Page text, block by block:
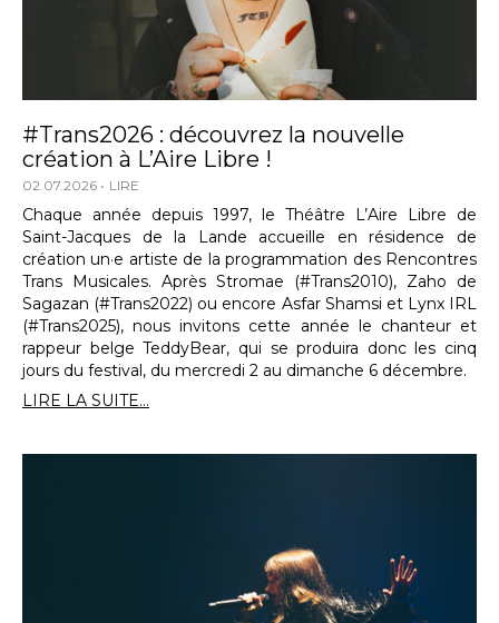
#Trans2026 : découvrez la nouvelle
création à L’Aire Libre !
02.07.2026 LIRE
Chaque année depuis 1997, le Théâtre L’Aire Libre de
Saint-Jacques de la Lande accueille en résidence de
création un·e artiste de la programmation des Rencontres
Trans Musicales. Après Stromae (#Trans2010), Zaho de
Sagazan (#Trans2022) ou encore Asfar Shamsi et Lynx IRL
(#Trans2025), nous invitons cette année le chanteur et
rappeur belge TeddyBear, qui se produira donc les cinq
jours du festival, du mercredi 2 au dimanche 6 décembre.
LIRE LA SUITE...